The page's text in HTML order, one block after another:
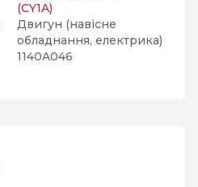
(CY1A)
Двигун (навісне
обладнання, електрика)
1140A046